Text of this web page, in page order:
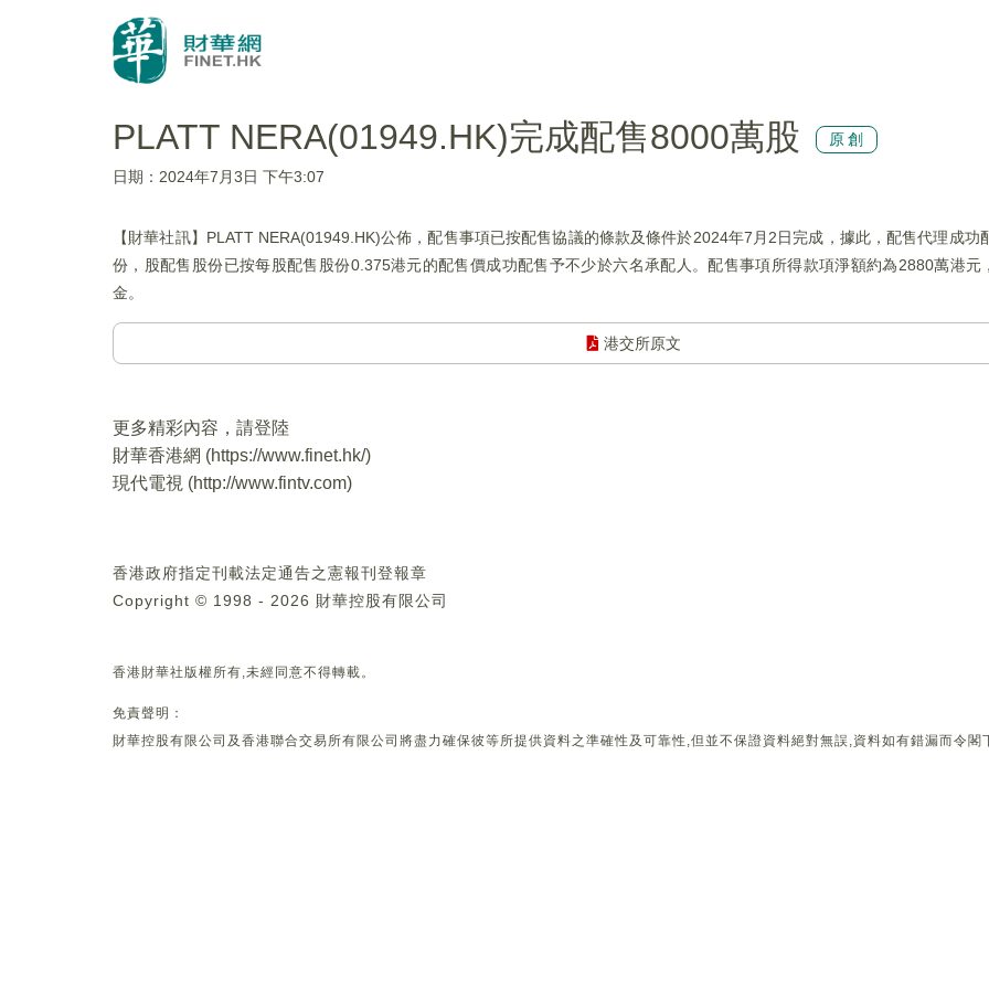
PLATT NERA(01949.HK)完成配售8000萬股 原創
日期：2024年7月3日 下午3:07
【財華社訊】PLATT NERA(01949.HK)公佈，配售事項已按配售協議的條款及條件於2024年7月2日完成，據此，配售代理成功
份，股配售股份已按每股配售股份0.375港元的配售價成功配售予不少於六名承配人。配售事項所得款項淨額約為2880萬港元
金。
港交所原文
更多精彩內容，請登陸
財華香港網 (https://www.finet.hk/)
現代電視 (http://www.fintv.com)
香港政府指定刊載法定通告之憲報刊登報章
Copyright © 1998 - 2026 財華控股有限公司
香港財華社版權所有,未經同意不得轉載。
免責聲明：
財華控股有限公司及香港聯合交易所有限公司將盡力確保彼等所提供資料之準確性及可靠性,但並不保證資料絕對無誤,資料如有錯漏而令閣